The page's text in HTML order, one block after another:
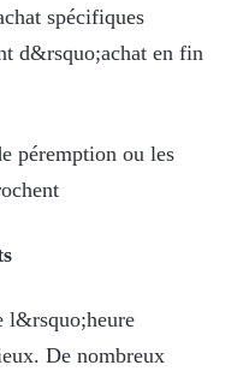
spécifiques
d&rsquo;achat en fin
péremption ou les
l&rsquo;heure
De nombreux